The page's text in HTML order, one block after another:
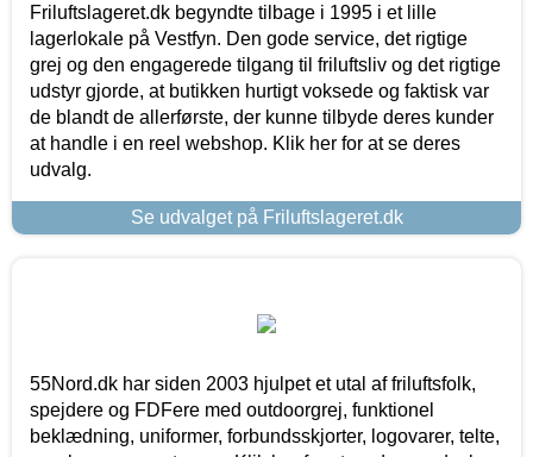
Friluftslageret.dk begyndte tilbage i 1995 i et lille
lagerlokale på Vestfyn. Den gode service, det rigtige
grej og den engagerede tilgang til friluftsliv og det rigtige
udstyr gjorde, at butikken hurtigt voksede og faktisk var
de blandt de allerførste, der kunne tilbyde deres kunder
at handle i en reel webshop. Klik her for at se deres
udvalg.
Se udvalget på Friluftslageret.dk
55Nord.dk har siden 2003 hjulpet et utal af friluftsfolk,
spejdere og FDFere med outdoorgrej, funktionel
beklædning, uniformer, forbundsskjorter, logovarer, telte,